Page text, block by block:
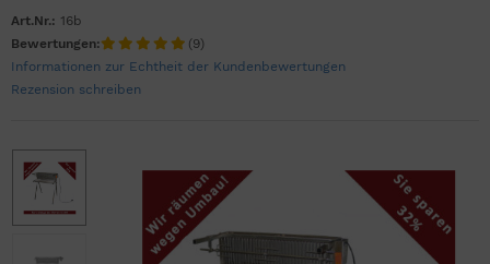
Art.Nr.: 16b
Bewertungen:
(9)
Informationen zur Echtheit der Kundenbewertungen
Rezension schreiben